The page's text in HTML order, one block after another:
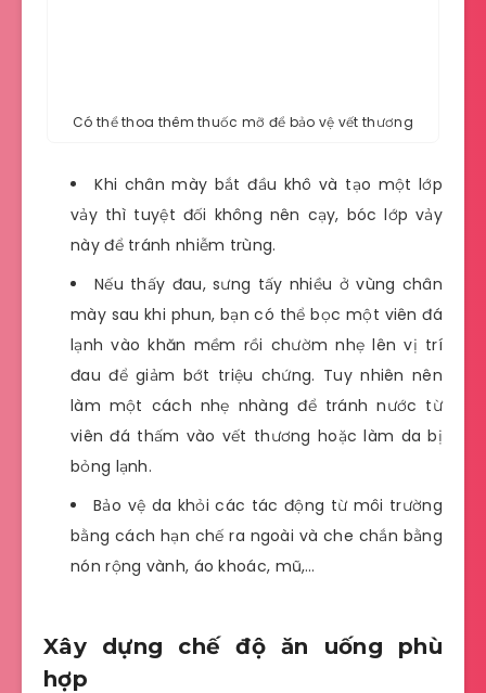
Có thể thoa thêm thuốc mỡ để bảo vệ vết thương
Khi chân mày bắt đầu khô và tạo một lớp
vảy thì tuyệt đối không nên cạy, bóc lớp vảy
này để tránh nhiễm trùng.
Nếu thấy đau, sưng tấy nhiều ở vùng chân
mày sau khi phun, bạn có thể bọc một viên đá
lạnh vào khăn mềm rồi chườm nhẹ lên vị trí
đau để giảm bớt triệu chứng. Tuy nhiên nên
làm một cách nhẹ nhàng để tránh nước từ
viên đá thấm vào vết thương hoặc làm da bị
bỏng lạnh.
Bảo vệ da khỏi các tác động từ môi trường
bằng cách hạn chế ra ngoài và che chắn bằng
nón rộng vành, áo khoác, mũ,…
Xây dựng chế độ ăn uống phù
hợp